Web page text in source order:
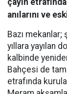
çayın
anılarını ve
Bazı mekanlar;
yıllara yayılan
kalbinde
Bahçesi de
etrafında